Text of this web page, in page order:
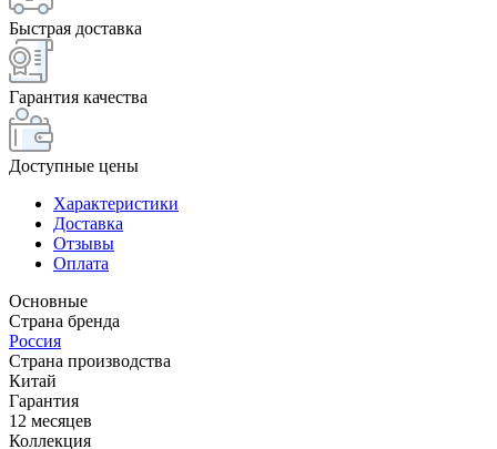
Быстрая доставка
Гарантия качества
Доступные цены
Характеристики
Доставка
Отзывы
Оплата
Основные
Страна бренда
Россия
Страна производства
Китай
Гарантия
12 месяцев
Коллекция